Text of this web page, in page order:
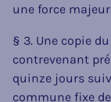
une force
§ 3. Une copie
contrevenant
quinze jours
commune fixe